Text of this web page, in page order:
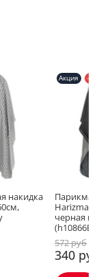
накидка
Акция -
Harizma,
черная в
(h10866B)
572 руб
340 руб